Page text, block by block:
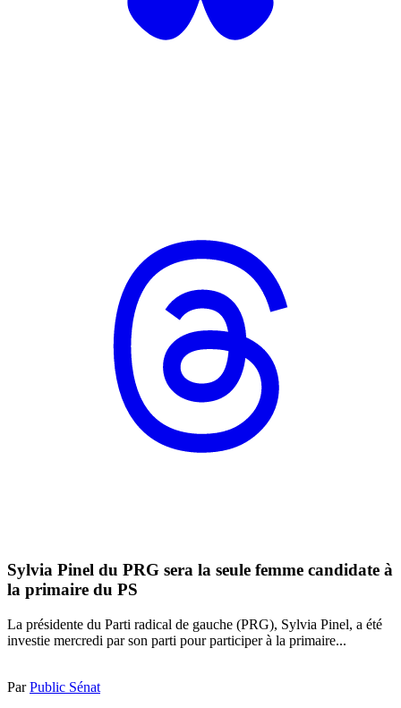
Sylvia Pinel du PRG sera la seule femme candidate à
la primaire du PS
La présidente du Parti radical de gauche (PRG), Sylvia Pinel, a été
investie mercredi par son parti pour participer à la primaire...
ParPublic Sénat